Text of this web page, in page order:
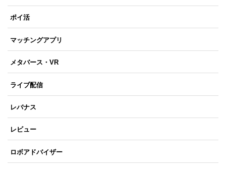
ポイ活
マッチングアプリ
メタバース・VR
ライブ配信
レバナス
レビュー
ロボアドバイザー